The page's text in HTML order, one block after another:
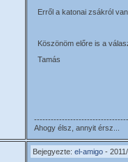
Erről a katonai zsákról
Köszönöm előre is a
Tamás
Ahogy élsz, annyit érsz...
Bejegyezte: el-amigo -